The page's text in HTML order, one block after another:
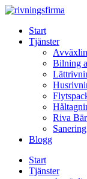
Skip
contentStart
Tjänster
Bilning
Riva
Sanering
Blogg
Start
Tjänster